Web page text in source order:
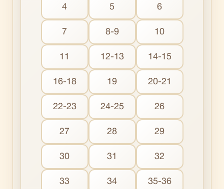
4 5 6
7 8-9 10
11 12-13 14-15
16-18 19 20-21
22-23 24-25 26
27 28 29
30 31 32
33 34 35-36